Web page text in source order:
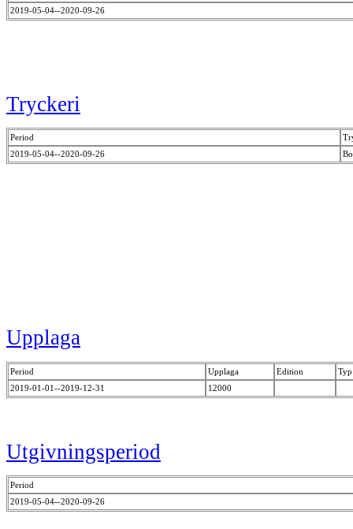
2019-05-04--2020-09-26
Tryckeri
Period
2019-05-04--2020-09-26
Upplaga
Period Upplaga Edition
2019-01-01--2019-12-31
12000
Utgivningsperiod
Period
2019-05-04--2020-09-26